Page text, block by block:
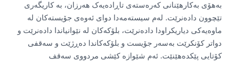
بەهۆی بەکارهێنانی کەرەستەی تاڕادەیەک هەرزان، بە کاریگەری
تێچوون دادەنرێت. لەم سیستەمەدا دوای ئەوەی جۆیستەکان لە
ماوەیەکی دیاریکراودا دادەنرێت، بلۆکەکان لە نێوانیاندا دادەنرێت و
دواتر کۆنکرێت بەسەر جۆیست و بلۆکەکاندا دەڕژێت و سەقفی
کۆتایی پێکدەهێنێت. ئەم شێوازە کێشی مردووی سەقف